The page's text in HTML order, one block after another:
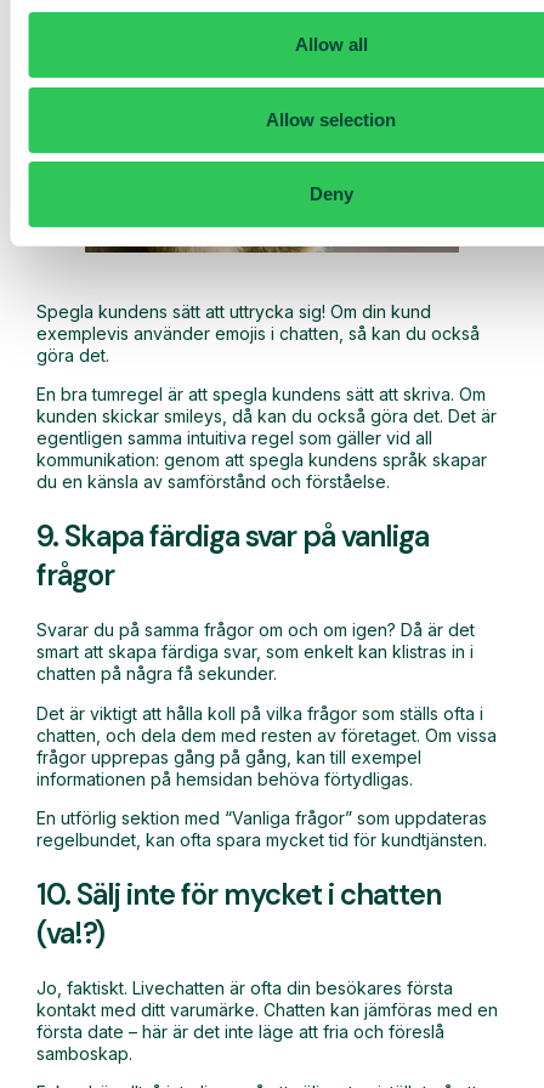
Allow all
Allow selection
Deny
Spegla kundens sätt att uttrycka sig! Om din kund
exemplevis använder emojis i chatten, så kan du också
göra det.
En bra tumregel är att spegla kundens sätt att skriva. Om
kunden skickar smileys, då kan du också göra det. Det är
egentligen samma intuitiva regel som gäller vid all
kommunikation: genom att spegla kundens språk skapar
du en känsla av samförstånd och förståelse.
9. Skapa färdiga svar på vanliga
frågor
Svarar du på samma frågor om och om igen? Då är det
smart att skapa färdiga svar, som enkelt kan klistras in i
chatten på några få sekunder.
Det är viktigt att hålla koll på vilka frågor som ställs ofta i
chatten, och dela dem med resten av företaget. Om vissa
frågor upprepas gång på gång, kan till exempel
informationen på hemsidan behöva förtydligas.
En utförlig sektion med “Vanliga frågor” som uppdateras
regelbundet, kan ofta spara mycket tid för kundtjänsten.
10. Sälj inte för mycket i chatten
(va!?)
Jo, faktiskt. Livechatten är ofta din besökares första
kontakt med ditt varumärke. Chatten kan jämföras med en
första date – här är det inte läge att fria och föreslå
samboskap.